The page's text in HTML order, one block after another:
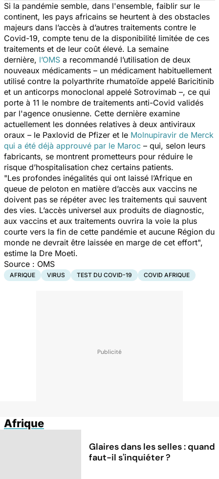
Si la pandémie semble, dans l'ensemble, faiblir sur le
continent, les pays africains se heurtent à des obstacles
majeurs dans l’accès à d’autres traitements contre le
Covid-19, compte tenu de la disponibilité limitée de ces
traitements et de leur coût élevé. La semaine
dernière, l’OMS a recommandé l’utilisation de deux
nouveaux médicaments – un médicament habituellement
utilisé contre la polyarthrite rhumatoïde appelé Baricitinib
et un anticorps monoclonal appelé Sotrovimab –, ce qui
porte à 11 le nombre de traitements anti-Covid validés
par l'agence onusienne. Cette dernière examine
actuellement les données relatives à deux antiviraux
oraux – le Paxlovid de Pfizer et le Molnupiravir de Merck
qui a été déjà approuvé par le Maroc – qui, selon leurs
fabricants, se montrent prometteurs pour réduire le
risque d’hospitalisation chez certains patients.
"Les profondes inégalités qui ont laissé l’Afrique en
queue de peloton en matière d’accès aux vaccins ne
doivent pas se répéter avec les traitements qui sauvent
des vies. L’accès universel aux produits de diagnostic,
aux vaccins et aux traitements ouvrira la voie la plus
courte vers la fin de cette pandémie et aucune Région du
monde ne devrait être laissée en marge de cet effort",
estime la Dre Moeti.
Source : OMS
AFRIQUE VIRUS TEST DU COVID-19 COVID AFRIQUE
Afrique
Glaires dans les selles : quand
faut-il s'inquiéter ?